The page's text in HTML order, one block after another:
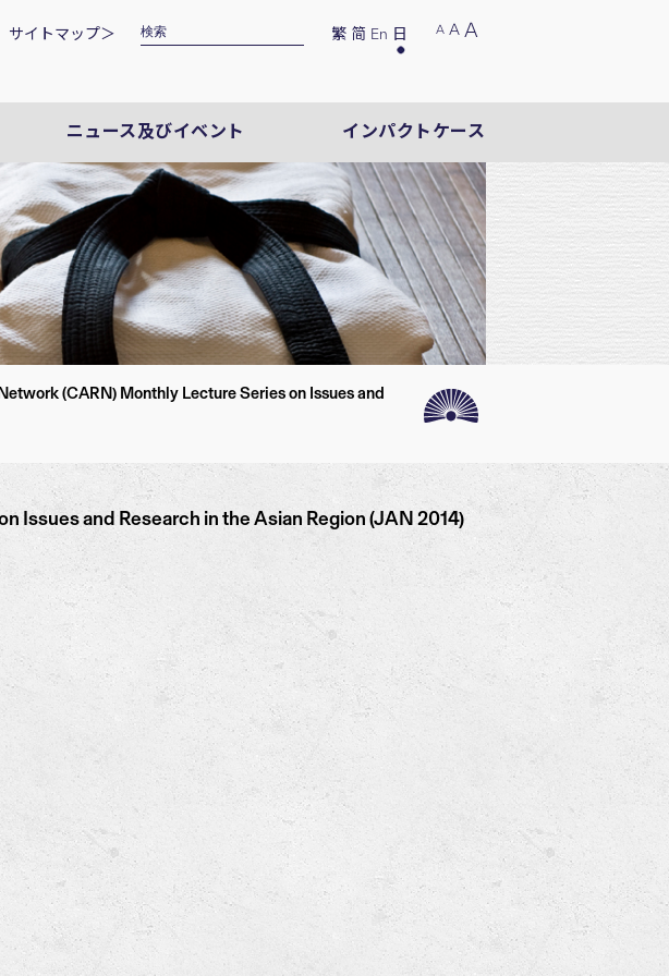
A A A
繁 简 En 日
サイトマップ＞
ニュース及びイベント インパクトケース
(CARN) Monthly Lecture Series on Issues and
Issues and Research in the Asian Region (JAN 2014)